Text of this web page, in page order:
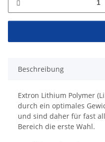
Beschreibung
Extron Lithium Polymer
durch ein optimales
und sind daher für fast
Bereich die erste Wahl.